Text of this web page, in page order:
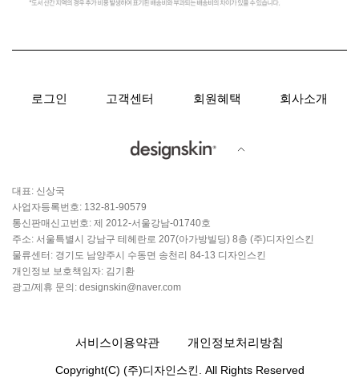
로그인 고객센터 회원혜택 회사소개
대표: 신상국
사업자등록번호: 132-81-90579
통신판매신고번호: 제 2012-서울강남-01740호
주소: 서울특별시 강남구 테헤란로 207(아가방빌딩) 8층 (주)디자인스킨
물류센터: 경기도 남양주시 수동면 송천리 84-13 디자인스킨
개인정보 보호책임자: 김기환
광고/제휴 문의: designskin@naver.com
서비스이용약관 개인정보처리방침
Copyright(C) (주)디자인스킨. All Rights Reserved